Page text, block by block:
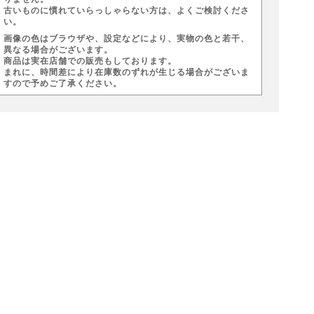
古いものに慣れていらっしゃらない方は、よくご検討くださ
い。
画像の色はブラウザや、設定などにより、実物の色と若干、
異なる場合がございます。
商品は実在店舗での販売もしております。
まれに、時間差により在庫数のずれが生じる場合がございま
すので予めご了承ください。